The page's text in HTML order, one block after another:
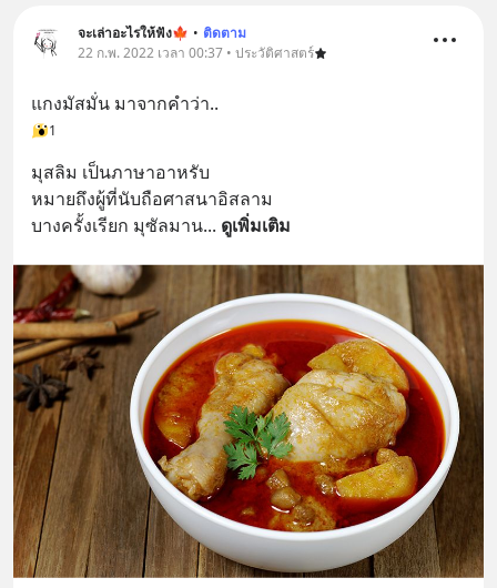
จะเล่าอะไรให้ฟัง🍁 • ติดตาม
22 ก.พ. 2022 เวลา 00:37 • ประวัติศาสตร์
แกงมัสมั่น มาจากคำว่า..
1
มุสลิม เป็นภาษาอาหรับ
หมายถึงผู้ที่นับถือศาสนาอิสลาม
บางครั้งเรียก มุซัลมาน... ดูเพิ่มเติม